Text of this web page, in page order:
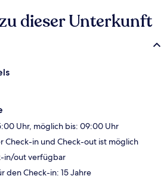
dieser Unterkunft
Uhr, möglich bis: 09:00 Uhr
Check-in und Check-out ist möglich
in/out verfügbar
den Check-in: 15 Jahre